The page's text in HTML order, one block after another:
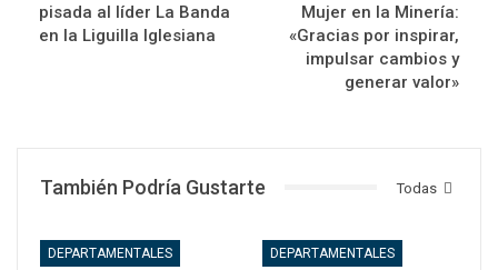
pisada al líder La Banda
en la Liguilla Iglesiana
Mujer en la Minería:
«Gracias por inspirar,
impulsar cambios y
generar valor»
Todas
También Podría Gustarte
DEPARTAMENTALES DEPARTAMENTALES